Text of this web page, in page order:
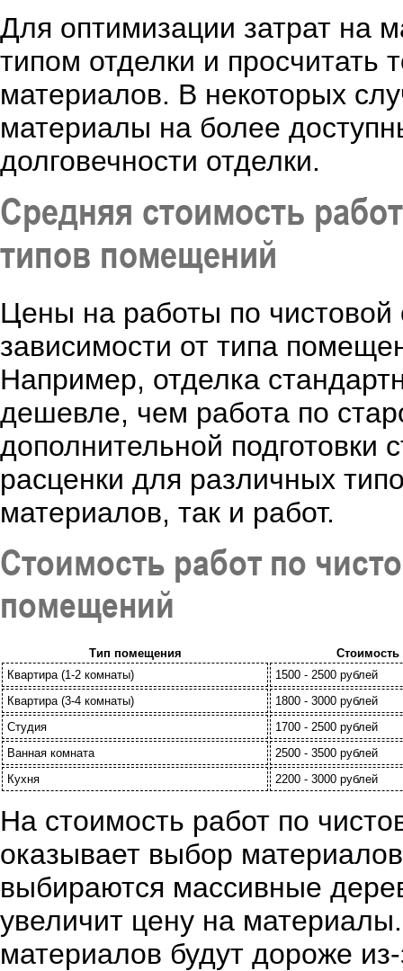
Для оптимизации затрат на
типом отделки и просчитать
материалов. В некоторых
материалы на более
долговечности отделки.
Средняя стоимость
типов помещений
Цены на работы по чистовой
зависимости от типа
Например, отделка
дешевле, чем работа по
дополнительной
расценки для различных
материалов, так и работ.
Стоимость работ по
помещений
Тип помещения
Стоимость
Квартира (1-2 комнаты)
1500 - 2500 рублей
Квартира (3-4 комнаты)
1800 - 3000 рублей
Студия
1700 - 2500 рублей
Ванная комната
2500 - 3500 рублей
Кухня
2200 - 3000 рублей
На стоимость работ по
оказывает выбор
выбираются массивные
увеличит цену на
материалов будут дороже